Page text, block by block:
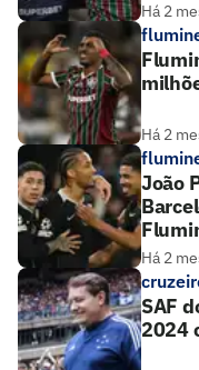
Há 2
Há 2
João
Há 2
SAF
2024